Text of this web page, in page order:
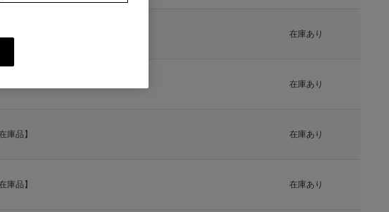
在庫あり
在庫あり
在庫品】 在庫あり
在庫品】 在庫あり